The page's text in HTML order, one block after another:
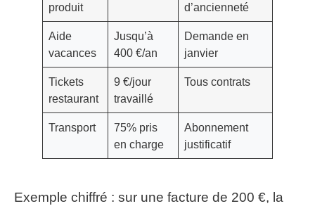
produit
d’ancienneté
Aide
vacances
Jusqu’à
400 €/an
Demande en
janvier
Tickets
restaurant
9 €/jour
travaillé
Tous contrats
Transport
75% pris
en charge
Abonnement
justificatif
Exemple chiffré : sur une facture de 200 €, la